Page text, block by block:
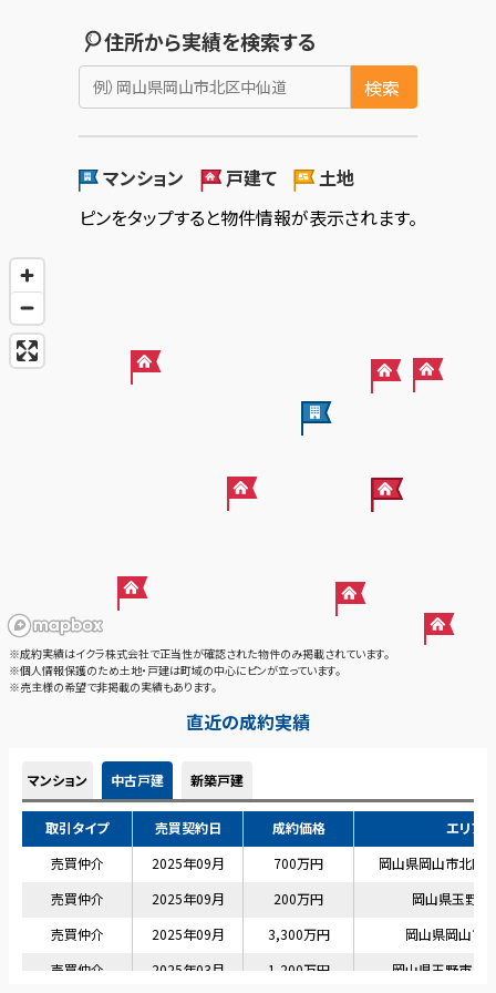
住所から実績を検索する
検索
マンション 戸建て
土地
ピンをタップすると物件情報が表示されます。
※成約実績はイクラ株式会社で正当性が確認された物件のみ掲載されています。
※個人情報保護のため土地・戸建は町域の中心にピンが立っています。
※売主様の希望で非掲載の実績もあります。
直近の成約実績
マンション 中古戸建 新築戸建
取引タイプ 売買契約日 成約価格
エリア
売買仲介
2025年09月 700万円
岡山県岡山市北区
売買仲介
2025年09月 200万円
岡山県玉野市
売買仲介
2025年09月 3,300万円
岡山県岡山市
売買仲介
2025年03月 1,200万円 岡山県玉野市八